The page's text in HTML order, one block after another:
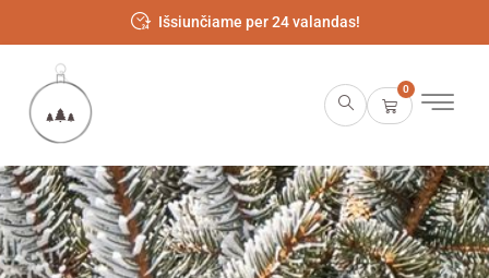
Išsiunčiame per 24 valandas!
0